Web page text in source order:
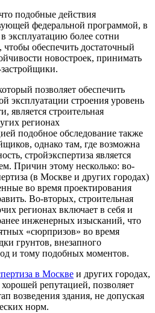
подобные действия
федеральной программой, в
эксплуатацию более сотни
чтобы обеспечить достаточный
новостроек, принимать
позволяет обеспечить
эксплуатации строения уровень
является строительная
регионах
подобное обследование также
однако там, где возможна
стройэкспертиза является
Причин этому несколько: во-
(в Москве и других городах)
во время проектирования
Во-вторых, строительная
регионах включает в себя и
инженерных изысканий, что
«сюрпризов» во время
грунтов, внезапного
и тому подобных моментов.
в Москве и других городах,
репутацией, позволяет
возведения здания, не допуская
норм.